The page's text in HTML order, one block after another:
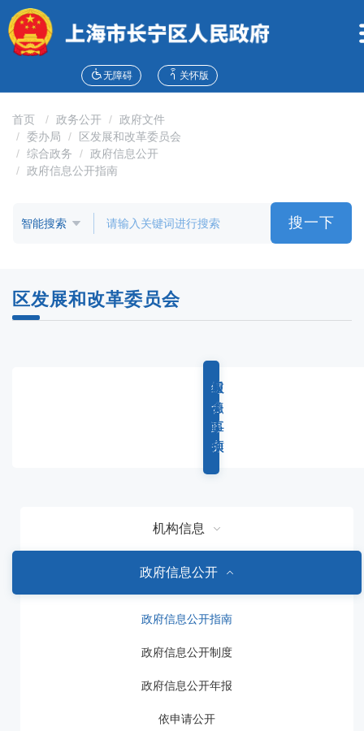
障
碍
说
无障碍 关怀版
首页 政务公开
政府文件
委办局
区发展和改革委员会
综合政务
政府信息公开
政府信息公开指南
搜一下
区发展和改革委员会
综
合
政
务
重
点
工
作
权
力
事
项
服
务
事
项
机构信息
政府信息公开
政府信息公开指南
政府信息公开制度
政府信息公开年报
依申请公开